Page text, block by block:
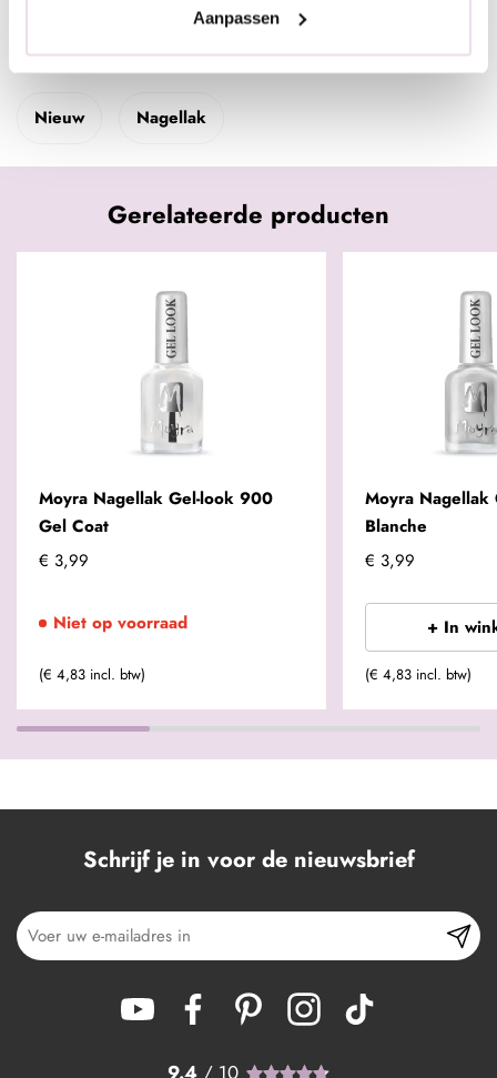
Aanpassen
Gerelateerde pagina's
Nieuw Nagellak
Gerelateerde producten
Moyra Nagellak Gel-look 900
Gel Coat
€ 3,99
Niet op voorraad
(€ 4,83 incl. btw)
Moyra Nagellak
Blanche
€ 3,99
+ In
(€ 4,83 incl. btw)
Schrijf je in voor de nieuwsbrief
9.4 / 10